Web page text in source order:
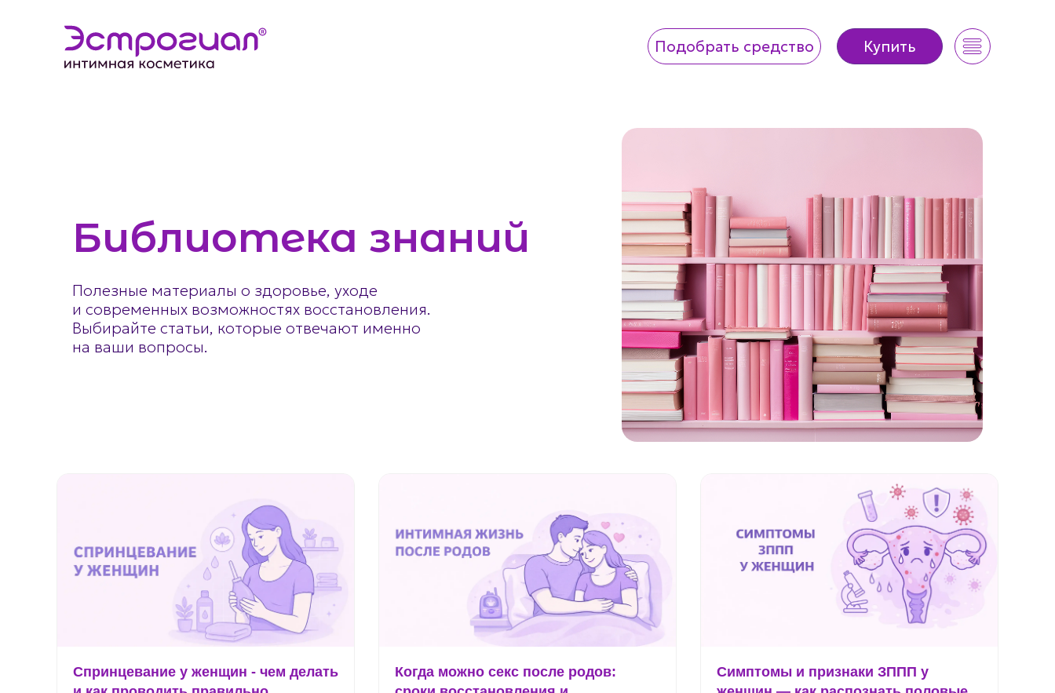
Купить
Подобрать средство
Подобрать средство Купить
Библиотека знаний
Полезные материалы о здоровье, уходе
и современных возможностях восстановления.
Выбирайте статьи, которые отвечают именно
на ваши вопросы.
Спринцевание у женщин - чем делать
Когда можно секс после родов:
Симптомы и признаки ЗППП у